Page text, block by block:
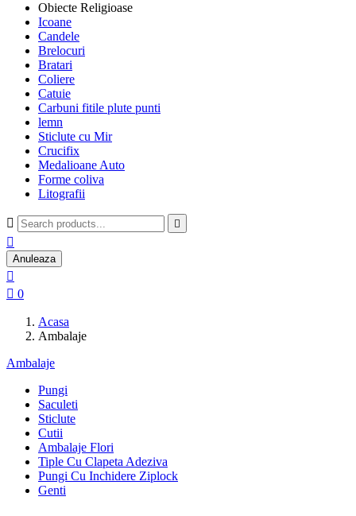
Obiecte Religioase
Icoane
Candele
Brelocuri
Bratari
Coliere
Catuie
Carbuni fitile plute punti
lemn
Sticlute cu Mir
Crucifix
Medalioane Auto
Forme coliva
Litografii
 

Anuleaza

 0
Acasa
Ambalaje
Ambalaje
Pungi
Saculeti
Sticlute
Cutii
Ambalaje Flori
Tiple Cu Clapeta Adeziva
Pungi Cu Inchidere Ziplock
Genti